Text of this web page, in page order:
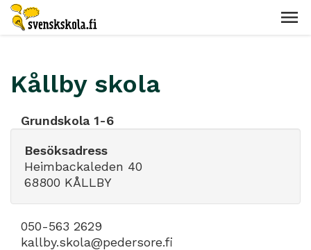
Kållby skola
Grundskola 1-6
Besöksadress
Heimbackaleden 40
68800 KÅLLBY
050-563 2629
kallby.skola@pedersore.fi